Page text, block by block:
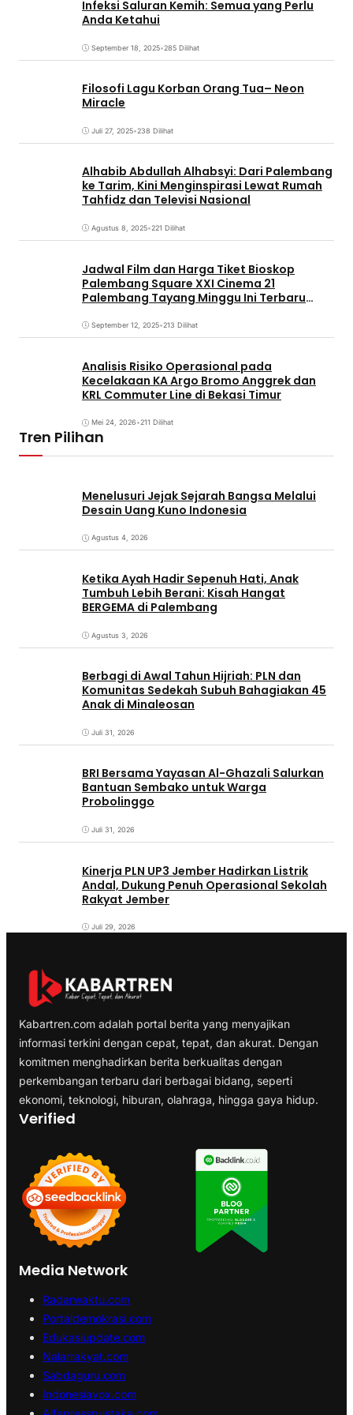
Infeksi Saluran Kemih: Semua yang Perlu
Anda Ketahui
September 18, 2025•285 Dilihat
Filosofi Lagu Korban Orang Tua– Neon
Miracle
Juli 27, 2025•238 Dilihat
Alhabib Abdullah Alhabsyi: Dari Palembang
ke Tarim, Kini Menginspirasi Lewat Rumah
Tahfidz dan Televisi Nasional
Agustus 8, 2025•221 Dilihat
Jadwal Film dan Harga Tiket Bioskop
Palembang Square XXI Cinema 21
Palembang Tayang Minggu Ini Terbaru
September 12, 2025•213 Dilihat
Analisis Risiko Operasional pada
Kecelakaan KA Argo Bromo Anggrek dan
KRL Commuter Line di Bekasi Timur
Mei 24, 2026•211 Dilihat
Tren Pilihan
Menelusuri Jejak Sejarah Bangsa Melalui
Desain Uang Kuno Indonesia
Agustus 4, 2026
Ketika Ayah Hadir Sepenuh Hati, Anak
Tumbuh Lebih Berani: Kisah Hangat
BERGEMA di Palembang
Agustus 3, 2026
Berbagi di Awal Tahun Hijriah: PLN dan
Komunitas Sedekah Subuh Bahagiakan 45
Anak di Minaleosan
Juli 31, 2026
BRI Bersama Yayasan Al-Ghazali Salurkan
Bantuan Sembako untuk Warga
Probolinggo
Juli 31, 2026
Kinerja PLN UP3 Jember Hadirkan Listrik
Andal, Dukung Penuh Operasional Sekolah
Rakyat Jember
Juli 29, 2026
Kabartren.com adalah portal berita yang menyajikan
informasi terkini dengan cepat, tepat, dan akurat. Dengan
komitmen menghadirkan berita berkualitas dengan
perkembangan terbaru dari berbagai bidang, seperti
ekonomi, teknologi, hiburan, olahraga, hingga gaya hidup.
Verified
Media Network
Radarwaktu.com
Portaldemokrasi.com
Edukasiupdate.com
Nalarrakyat.com
Sabdaguru.com
Indonesiavox.com